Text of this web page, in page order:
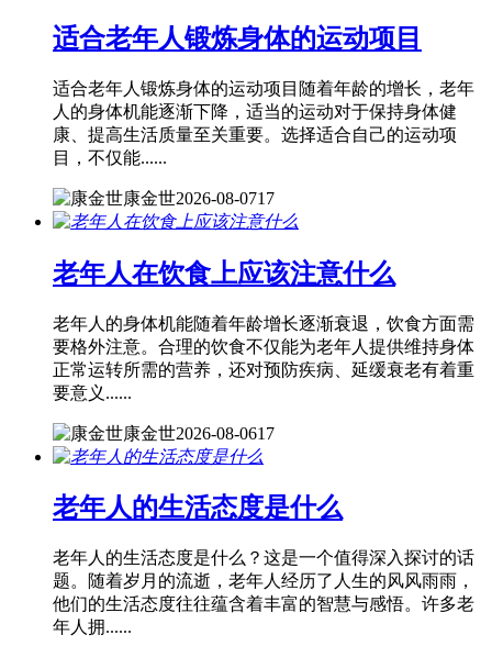
适合老年人锻炼身体的运动项目
适合老年人锻炼身体的运动项目随着年龄的增长，老年
人的身体机能逐渐下降，适当的运动对于保持身体健
康、提高生活质量至关重要。选择适合自己的运动项
目，不仅能......
康金世2026-08-0717
老年人在饮食上应该注意什么
老年人的身体机能随着年龄增长逐渐衰退，饮食方面需
要格外注意。合理的饮食不仅能为老年人提供维持身体
正常运转所需的营养，还对预防疾病、延缓衰老有着重
要意义......
康金世2026-08-0617
老年人的生活态度是什么
老年人的生活态度是什么？这是一个值得深入探讨的话
题。随着岁月的流逝，老年人经历了人生的风风雨雨，
他们的生活态度往往蕴含着丰富的智慧与感悟。许多老
年人拥......